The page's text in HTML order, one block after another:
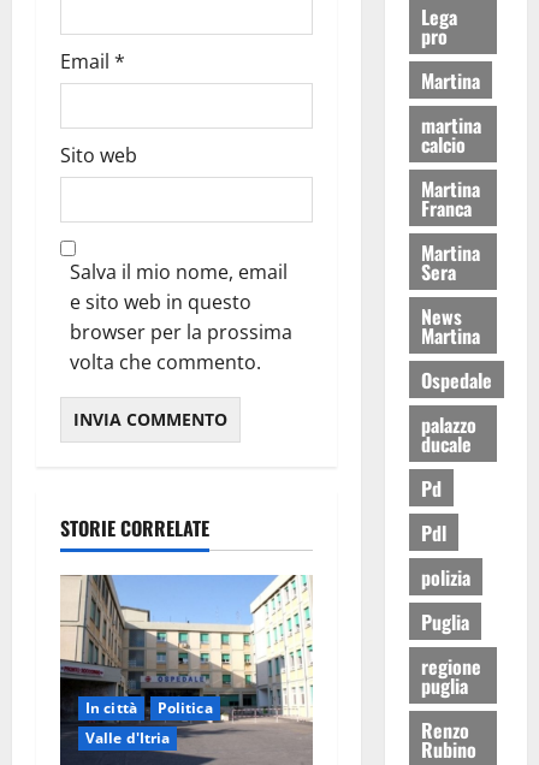
Email *
Sito web
Salva il mio nome, email
e sito web in questo
browser per la prossima
volta che commento.
STORIE CORRELATE
In città
Politica
Valle d'Itria
Lega
pro
Martina
martina
calcio
Martina
Franca
Martina
Sera
News
Martina
Ospedale
palazzo
ducale
Pd
Pdl
polizia
Puglia
regione
puglia
Renzo
Rubino